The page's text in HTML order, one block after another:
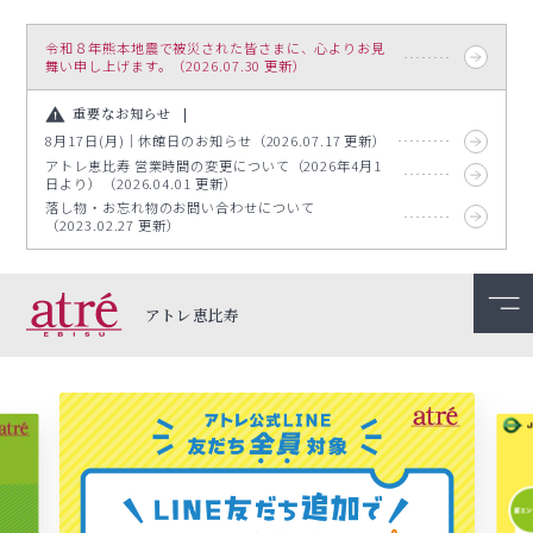
令和８年熊本地震で被災された皆さまに、心よりお見
舞い申し上げます。（2026.07.30 更新）
重要なお知らせ
8月17日(月)｜休館日のお知らせ（2026.07.17 更新）
アトレ恵比寿 営業時間の変更について（2026年4月1
日より）（2026.04.01 更新）
落し物・お忘れ物のお問い合わせについて
（2023.02.27 更新）
アトレ恵比寿